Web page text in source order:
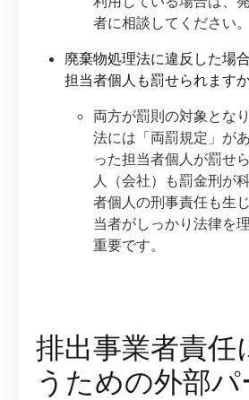
者に相談してください。
廃棄物処理法に違反した場
担当者個人も罰せられます
両方が罰則の対象とな
法には「両罰規定」が
った担当者個人が罰せ
人（会社）も罰金刑が
者個人の刑事責任も生
当者がしっかり法律を
重要です。
排出事業者責任
うための外部